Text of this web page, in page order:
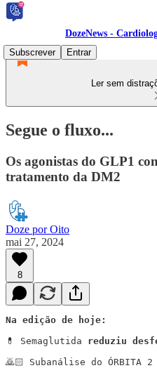
DozeNews -
Subscrever
Entrar
Ler sem
Segue o fluxo...
Os agonistas do GLP1
tratamento da DM2
Doze por Oito
mai 27, 2024
8
Na edição de hoje:
💊 Semaglutida reduziu
🙇🏻 Subanálise do ÓRBITA 2